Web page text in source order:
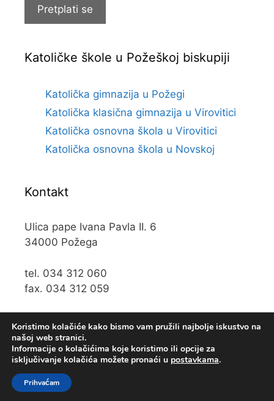
Pretplati se
Katoličke škole u Požeškoj biskupiji
Katolička gimnazija u Požegi
Katolička klasična gimnazija u Virovitici
Katolička osnovna škola u Virovitici
Katolička osnovna škola u Novskoj
Kontakt
Ulica pape Ivana Pavla II. 6
34000 Požega
tel. 034 312 060
fax. 034 312 059
Koristimo kolačiće kako bismo vam pružili najbolje iskustvo na
našoj web stranici.
Informacije o kolačićima koje koristimo ili opcije za
isključivanje kolačića možete pronaći u postavkama.
Prihvaćam